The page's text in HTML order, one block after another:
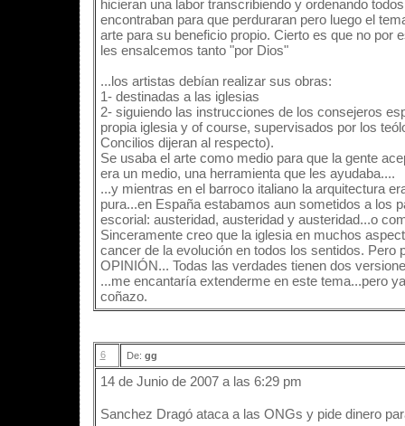
hicieran una labor transcribiendo y ordenando
encontraban para que perduraran pero luego el
arte para su beneficio propio. Cierto es que no por
les ensalcemos tanto "por Dios"
...los artistas debían realizar sus obras:
1- destinadas a las iglesias
2- siguiendo las instrucciones de los consejeros
propia iglesia y of course, supervisados por los
Concilios dijeran al respecto).
Se usaba el arte como medio para que la gente
era un medio, una herramienta que les ayudaba....
...y mientras en el barroco italiano la arquitectura
pura...en España estabamos aun sometidos a los
escorial: austeridad, austeridad y austeridad...o
Sinceramente creo que la iglesia en muchos
cancer de la evolución en todos los sentidos. Pero
OPINIÓN... Todas las verdades tienen dos
...me encantaría extenderme en este tema...pero
coñazo.
6 De: gg
14 de Junio de 2007 a las 6:29 pm
Sanchez Dragó ataca a las ONGs y pide dinero